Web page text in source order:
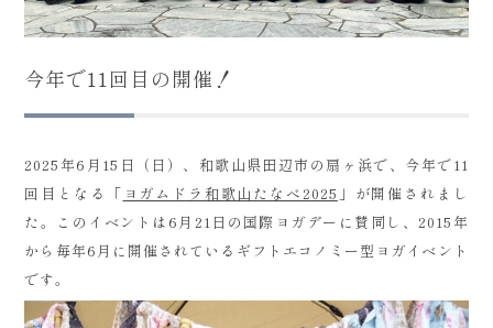
今年で11回目の開催！
2025年6月15日（日）、和歌山県田辺市の扇ヶ浜で、今年で11
回目となる「 ヨガムドラ和歌山たなべ2025 」が開催されまし
た。このイベントは6月21日の国際ヨガデーに賛同し、2015年
から毎年6月に開催されているギフトエコノミー型ヨガイベント
です。